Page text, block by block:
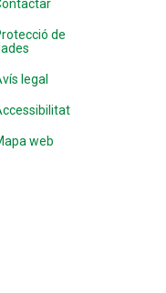
de
legal
web